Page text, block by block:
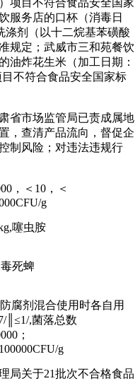
服务店的口杯（消毒日
涤剂（以十二烷基苯磺酸
规定；武威市三和苑餐饮
油炸花生米（加工日期：
不符合食品安全国家标
市场监管局已责成属地
，查清产品流向，督促企
制风险；对违法违规行
，＜10，＜
g
噻虫胺
死蜱
剂混合使用时各自用
║≤1/,菌落总数
；
g
关于21批次不合格食品